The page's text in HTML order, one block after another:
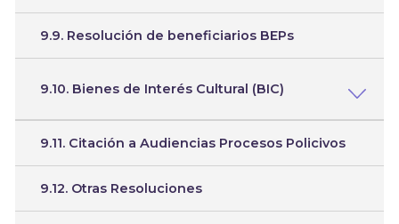
9.9. Resolución de beneficiarios BEPs
9.10. Bienes de Interés Cultural (BIC)
9.11. Citación a Audiencias Procesos Policivos
9.12. Otras Resoluciones